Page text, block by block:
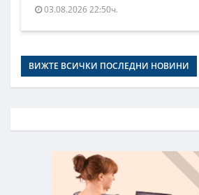
03.08.2026 22:50ч.
ВИЖТЕ ВСИЧКИ ПОСЛЕДНИ НОВИНИ